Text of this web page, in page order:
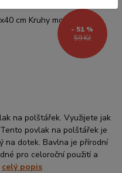
59 Kč
- 51 %
na polštářek. Využijete jak
povlak na polštářek je
na dotek. Bavlna je přírodní
pro celoroční použití a
celý popis